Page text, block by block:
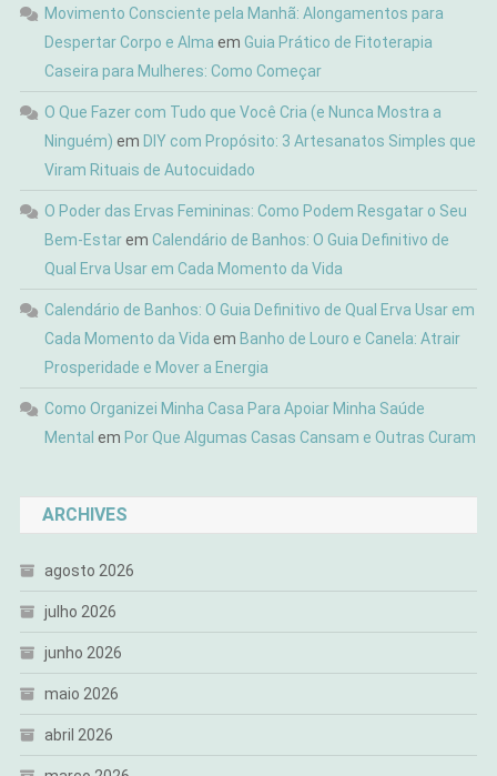
Movimento Consciente pela Manhã: Alongamentos para
Despertar Corpo e Alma em Guia Prático de Fitoterapia
Caseira para Mulheres: Como Começar
O Que Fazer com Tudo que Você Cria (e Nunca Mostra a
Ninguém) em DIY com Propósito: 3 Artesanatos Simples que
Viram Rituais de Autocuidado
O Poder das Ervas Femininas: Como Podem Resgatar o Seu
Bem-Estarem Calendário de Banhos: O Guia Definitivo de
Qual Erva Usar em Cada Momento da Vida
Calendário de Banhos: O Guia Definitivo de Qual Erva Usar em
Cada Momento da Vida em Banho de Louro e Canela: Atrair
Prosperidade e Mover a Energia
Como Organizei Minha Casa Para Apoiar Minha Saúde
Mental em Por Que Algumas Casas Cansam e Outras Curam
ARCHIVES
agosto 2026
julho 2026
junho 2026
maio 2026
abril 2026